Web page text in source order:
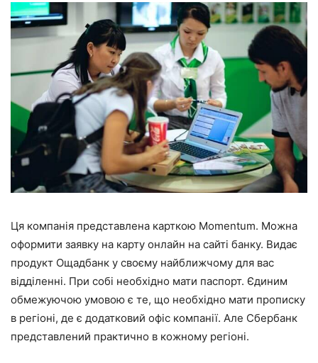
Ця компанія представлена карткою Momentum. Можна
оформити заявку на карту онлайн на сайті банку. Видає
продукт Ощадбанк у своєму найближчому для вас
відділенні. При собі необхідно мати паспорт. Єдиним
обмежуючою умовою є те, що необхідно мати прописку
в регіоні, де є додатковий офіс компанії. Але Сбербанк
представлений практично в кожному регіоні.